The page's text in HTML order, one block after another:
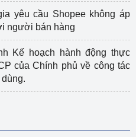
yêu cầu Shopee không áp
người bán hàng
Kế hoạch hành động thực
của Chính phủ về công tác